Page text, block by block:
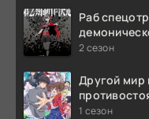
Раб
2 сезон
Другой мир
мгновенной
1 сезон